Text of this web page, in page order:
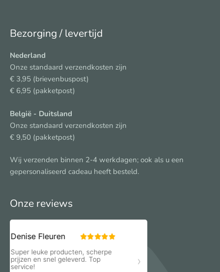
Bezorging / levertijd
Nederland
Onze standaard verzendkosten zijn
€ 3,95 (brievenbuspost)
€ 6,95 (pakketpost)
België - Duitsland
Onze standaard verzendkosten zijn
€ 9,50 (pakketpost)
Wij verzenden binnen 2-4 werkdagen; ook als u een
gepersonaliseerd cadeau heeft besteld.
Onze reviews